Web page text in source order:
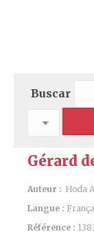
Buscar
Gérard
Auteur : Hoda
Langue :
Référence :